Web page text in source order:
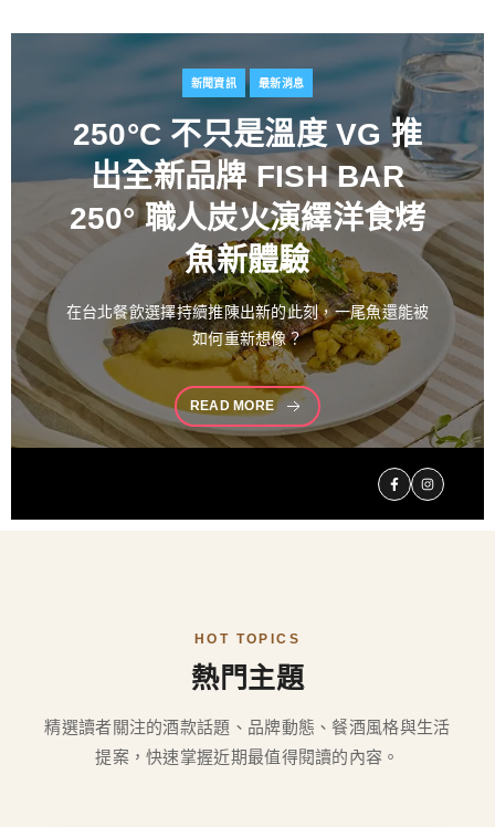
新聞資訊 最新消息
百富攜手金獎藝術家推出
花時心藝限量禮盒 循四季
流轉描繪時間之美 演繹過
桶工藝經典 獻禮中秋
中秋佳節向來是傳遞情誼與分享珍藏的重要時刻。堅
持百年製酒工藝
READ MORE
HOT TOPICS
熱門主題
精選讀者關注的酒款話題、品牌動態、餐酒風格與生活
提案，快速掌握近期最值得閱讀的內容。